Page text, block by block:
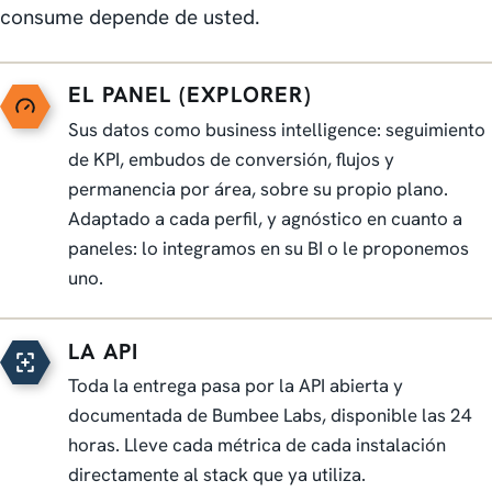
consume depende de usted.
EL PANEL (EXPLORER)
Sus datos como business intelligence: seguimiento
de KPI, embudos de conversión, flujos y
permanencia por área, sobre su propio plano.
Adaptado a cada perfil, y agnóstico en cuanto a
paneles: lo integramos en su BI o le proponemos
uno.
LA API
Toda la entrega pasa por la API abierta y
documentada de Bumbee Labs, disponible las 24
horas. Lleve cada métrica de cada instalación
directamente al stack que ya utiliza.